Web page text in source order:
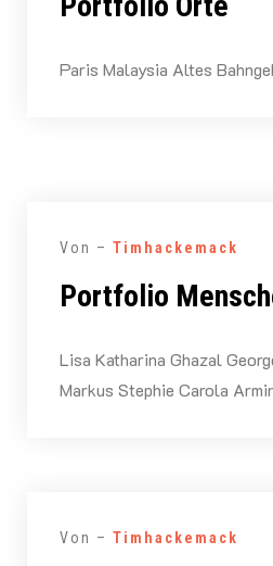
Paris Malaysia Altes
Von – Timhackemack
Portfolio
Lisa Katharina Ghazal
Markus Stephie Carola
Von – Timhackemack